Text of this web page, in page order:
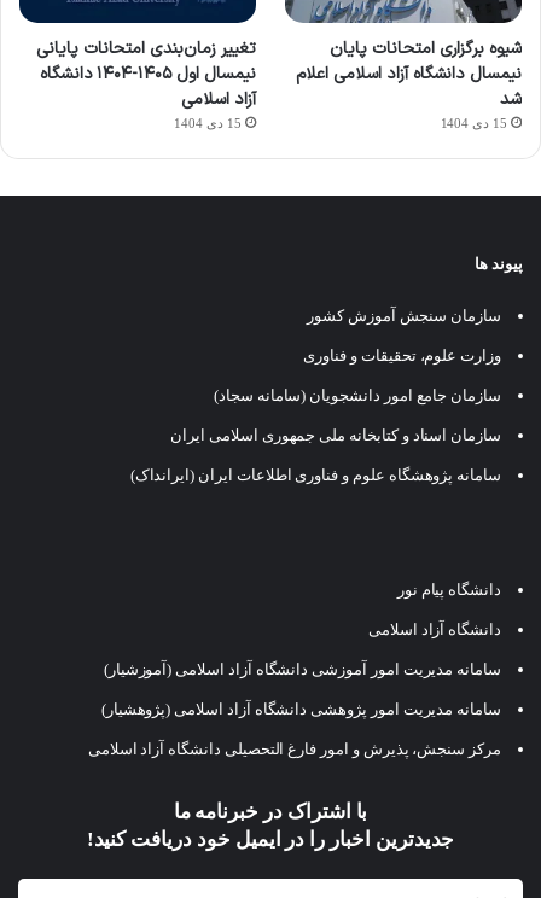
شیوه برگزاری امتحانات پایان
نیمسال دانشگاه آزاد اسلامی اعلام
شد
15 دی 1404
تغییر زمان‌بندی امتحانات پایانی
نیمسال اول ۱۴۰۵-۱۴۰۴ دانشگاه
آزاد اسلامی
15 دی 1404
پیوند ها
سازمان سنجش آموزش کشور
وزارت علوم، تحقیقات و فناوری
سازمان جامع امور دانشجویان (سامانه سجاد)
سازمان اسناد و کتابخانه ملی جمهوری اسلامی ایران
سامانه پژوهشگاه علوم و فناوری اطلاعات ایران (ایرانداک)
دانشگاه پیام نور
دانشگاه آزاد اسلامی
سامانه مدیریت امور آموزشی دانشگاه آزاد اسلامی (آموزشیار)
سامانه مدیریت امور پژوهشی دانشگاه آزاد اسلامی (پژوهشیار)
مرکز سنجش، پذیرش و امور فارغ التحصیلی دانشگاه آزاد اسلامی
با اشتراک در خبرنامه ما
جدیدترین اخبار را در ایمیل خود دریافت کنید!